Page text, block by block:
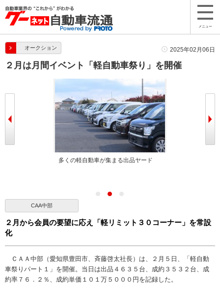
メニュー
オークション 2025年02月06日
２月は月間イベント「軽自動車祭り」を開催
多くの軽自動車が集まる出品ヤード
CAA中部
２月から会員の要望に応え「軽リミット３０コーナー」を常設
化
ＣＡＡ中部（愛知県豊田市、斉藤啓太社長）は、２月５日、「軽自動
車祭りパート１」を開催。当日は出品４６３５台、成約３５３２台、成
約率７６．２％、成約単価１０１万５０００円を記録した。